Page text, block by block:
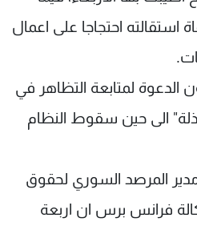
استقالته احتجاجا على اعمال
لمتابعة التظاهر في
الى حين سقوط النظام
المرصد السوري لحقوق
فرانس برس ان اربعة
شروط الإسـتخدام
سياسة الخصوصية